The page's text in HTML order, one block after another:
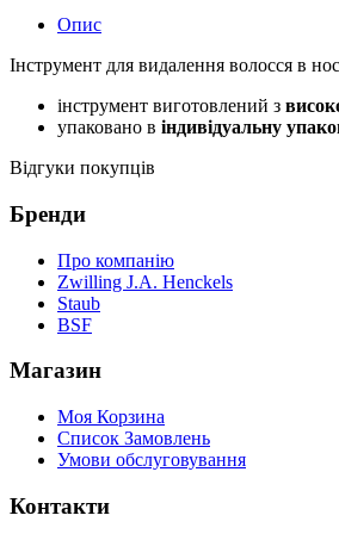
Опис
Інструмент для видалення волосся в
інструмент виготовлений з
упаковано в індивідуальну
Відгуки покупців
Бренди
Про компанію
Zwilling J.A. Henckels
Staub
BSF
Магазин
Моя Корзина
Список Замовлень
Умови обслуговування
Контакти